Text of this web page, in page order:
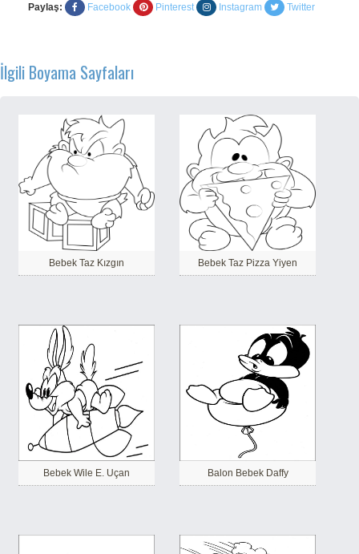
Paylaş: Facebook Pinterest Instagram Twitter
İlgili Boyama Sayfaları
Bebek Taz Kızgın Bebek Taz Pizza Yiyen
Bebek Wile E. Uçan Balon Bebek Daffy